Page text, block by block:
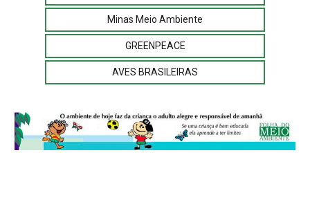
Minas Meio Ambiente
GREENPEACE
AVES BRASILEIRAS